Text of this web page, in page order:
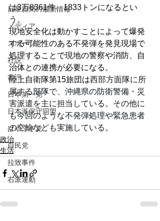
日章新聞の最新情報
メディア
スポーツ
社説
書評
日本第一党
日本派保守同盟
はやぶさ党
自民党
拉致事件
右派運動
は3万8361件、1833トンになるとい
う。
現地安全化は動かすことによって爆発
する可能性のある不発弾を発見現場で
処理することで現地の警察や消防、自
治体との連携が必要になる。
陸上自衛隊第15旅団は西部方面隊に所
属する部隊で、沖縄県の防衛警備・災
害派遣を主に担当している。その他に
も今回のような不発弾処理や緊急患者
の空輸なども実施している。
政治
生活